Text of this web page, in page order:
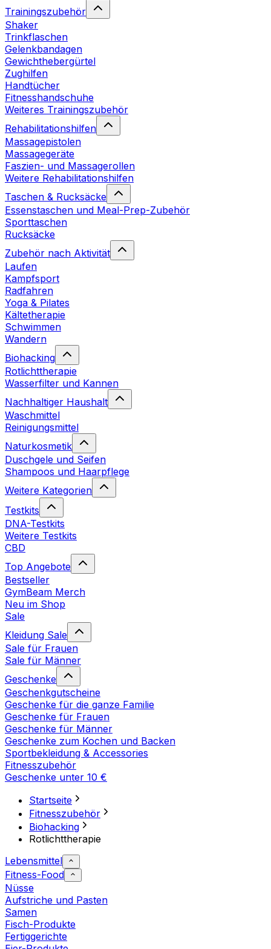
Trainingszubehör
Shaker
Trinkflaschen
Gelenkbandagen
Gewichthebergürtel
Zughilfen
Handtücher
Fitnesshandschuhe
Weiteres Trainingszubehör
Rehabilitationshilfen
Massagepistolen
Massagegeräte
Faszien- und Massagerollen
Weitere Rehabilitationshilfen
Taschen & Rucksäcke
Essenstaschen und Meal-Prep-Zubehör
Sporttaschen
Rucksäcke
Zubehör nach Aktivität
Laufen
Kampfsport
Radfahren
Yoga & Pilates
Kältetherapie
Schwimmen
Wandern
Biohacking
Rotlichttherapie
Wasserfilter und Kannen
Nachhaltiger Haushalt
Waschmittel
Reinigungsmittel
Naturkosmetik
Duschgele und Seifen
Shampoos und Haarpflege
Weitere Kategorien
Testkits
DNA-Testkits
Weitere Testkits
CBD
Top Angebote
Bestseller
GymBeam Merch
Neu im Shop
Sale
Kleidung Sale
Sale für Frauen
Sale für Männer
Geschenke
Geschenkgutscheine
Geschenke für die ganze Familie
Geschenke für Frauen
Geschenke für Männer
Geschenke zum Kochen und Backen
Sportbekleidung & Accessories
Fitnesszubehör
Geschenke unter 10 €
Startseite
Fitnesszubehör
Biohacking
Rotlichttherapie
Lebensmittel
Fitness-Food
Nüsse
Aufstriche und Pasten
Samen
Fisch-Produkte
Fertiggerichte